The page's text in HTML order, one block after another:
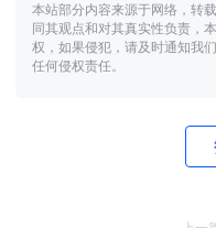
本站部分内容来源于网络，转
同其观点和对其真实性负责，
权，如果侵犯，请及时通知我
任何侵权责任。